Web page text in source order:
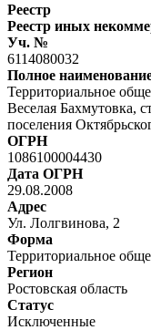
Реестр
Реестр иных
Уч. №
6114080032
Полное
Территориальное
Веселая Бахмутовка,
поселения
ОГРН
1086100004430
Дата ОГРН
29.08.2008
Адрес
Ул. Лолгвинова, 2
Форма
Территориальное
Регион
Ростовская область
Статус
Исключенные